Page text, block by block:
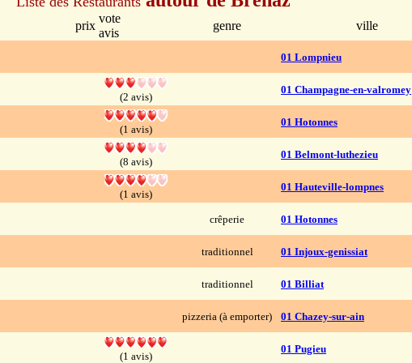
prix
vote
avis
genre
ville
01 Lompnieu
(2 avis)
01 Champagne-en-valromey
(1 avis)
01 Hotonnes
(8 avis)
01 Belmont-luthezieu
(1 avis)
01 Hauteville-lompnes
crêperie 01 Hotonnes
traditionnel 01 Injoux-genissiat
traditionnel 01 Billiat
pizzeria (à emporter) 01 Chazey-sur-ain
(1 avis)
01 Pugieu